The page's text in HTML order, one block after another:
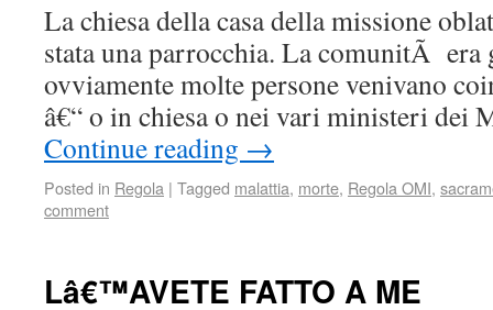
La chiesa della casa della missione
stata una parrocchia. La comunitÃ era
ovviamente molte persone venivano
â€“ o in chiesa o nei vari ministeri
Continue reading →
Posted in Regola | Tagged malattia, morte, Regola OMI,
comment
Lâ€™AVETE FATTO A ME